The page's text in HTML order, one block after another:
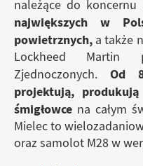
należące do koncernu
największych w
powietrznych, a także
Lockheed Martin
Zjednoczonych. Od
projektują,
śmigłowce na całym
Mielec to
oraz samolot M28 w